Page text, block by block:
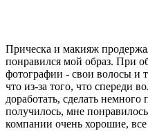
Прическа и макияж
понравился мой образ. При
фотографии - свои волосы и
что из-за того, что спереди
доработать, сделать
получилось, мне
компании очень хорошие,